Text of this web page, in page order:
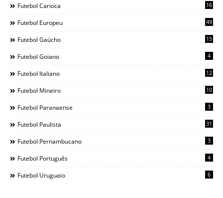
Futebol Carioca 16
Futebol Europeu 49
Futebol Gaúcho 15
Futebol Goiano 4
Futebol Italiano 12
Futebol Mineiro 10
Futebol Paranaense 3
Futebol Paulista 31
Futebol Pernambucano 3
Futebol Português 4
Futebol Uruguaio 6